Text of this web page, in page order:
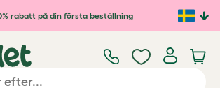
rabatt på din första beställning